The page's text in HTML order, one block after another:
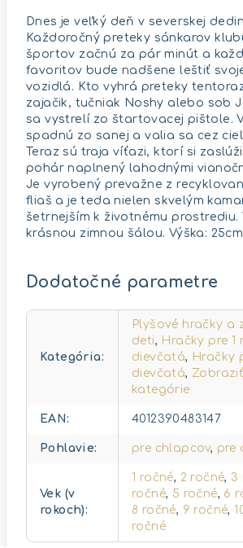
Dnes je veľký deň v severskej
Každoročný preteky sánkarov
športov začnú za pár minút a
favoritov bude nadšene leštiť
vozidlá. Kto vyhrá preteky
zajačik, tučniak Noshy alebo sob
sa vystrelí zo štartovacej pištole.
spadnú zo sanej a valia sa cez
Teraz sú traja víťazi, ktorí si
pohár naplnený lahodnými
Je vyrobený prevažne z
fliaš a je teda nielen skvelým
šetrnejším k životnému prostrediu.
krásnou zimnou šálou. Výška: 25cm
Dodatočné parametre
Kategória:
Plyšové hračky a
deti, Hračky pre 1
dievčatá, Hračky
dievčatá,
kategórie
EAN: 4012390483147
Pohlavie: pre chlapcov, pre
Vek (v
rokoch):
1 ročné, 2 ročné, 3
ročné, 5 ročné, 6
8 ročné, 9 ročné,
ročné